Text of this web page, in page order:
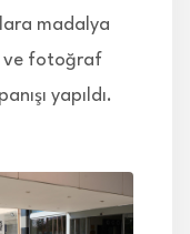
madalya
ve fotoğraf
yapıldı.